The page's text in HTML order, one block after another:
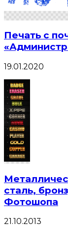
Печать с
19.01.2020
сталь,
Фотошопа
21.10.2013